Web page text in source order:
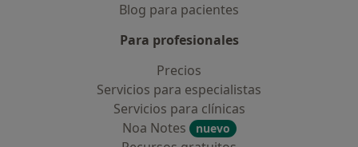
Blog para pacientes
Para profesionales
Precios
Servicios para especialistas
Servicios para clínicas
Noa Notes
nuevo